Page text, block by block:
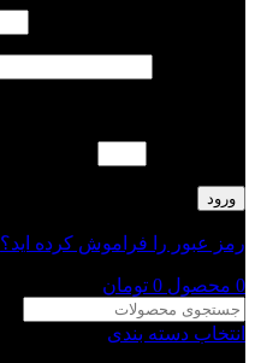
ورود
رمز عبور را فراموش کرده اید؟
0 محصول 0 تومان
انتخاب دسته بندی